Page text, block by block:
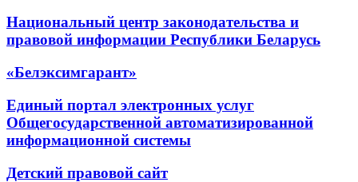
Национальный центр законодательства и
правовой информации Республики Беларусь
«Белэксимгарант»
Единый портал электронных услуг
Общегосударственной автоматизированной
информационной системы
Детский правовой сайт